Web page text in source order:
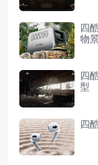
四
物
四
型
四